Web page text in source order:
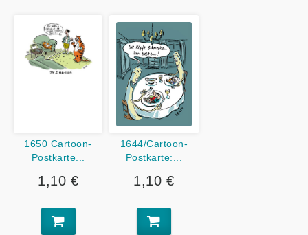
1650 Cartoon-
Postkarte...
1,10 €
1644/Cartoon-
Postkarte:...
1,10 €